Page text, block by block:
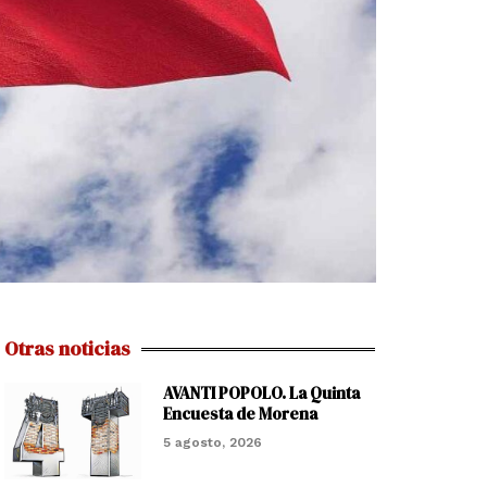
Otras noticias
AVANTI POPOLO. La Quinta
Encuesta de Morena
5 agosto, 2026